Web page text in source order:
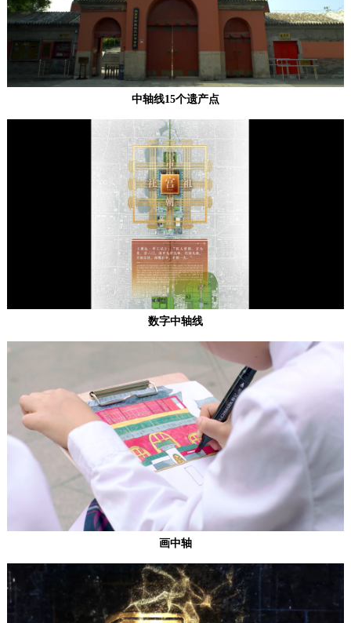
参与调查 在线访谈 图说互动
走进北京
十六区概览
图说北京
한국어
FRANÇAIS
中轴线15个遗产点
数字中轴线
画中轴